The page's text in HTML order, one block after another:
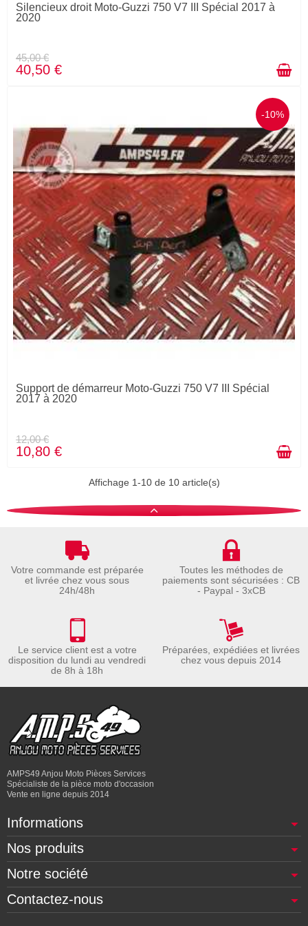
Silencieux droit Moto-Guzzi 750 V7 III Spécial 2017 à
2020
45,00 €
40,50 €
-10%
Support de démarreur Moto-Guzzi 750 V7 III Spécial
2017 à 2020
12,00 €
10,80 €
Affichage 1-10 de 10 article(s)
Votre commande est préparée
et livrée chez vous sous
24h/48h
Toutes les méthodes de
paiements sont sécurisées : CB
- Paypal - 3xCB
Le service client est a votre
disposition du lundi au vendredi
de 8h à 18h
Préparées, expédiées et livrées
chez vous depuis 2014
AMPS49 Anjou Moto Pièces Services
Spécialiste de la pièce moto d'occasion
Vente en ligne depuis 2014
Informations
Nos produits
Notre société
Contactez-nous